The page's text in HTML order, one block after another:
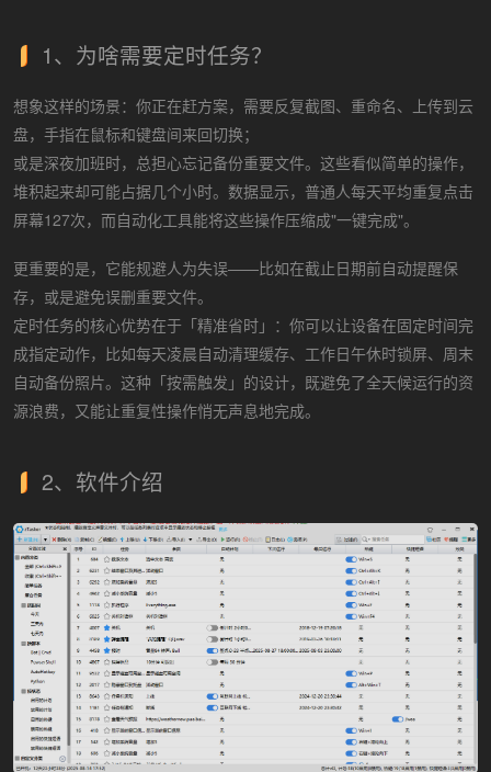
1、为啥需要定时任务？
想象这样的场景：你正在赶方案，需要反复截图、重命名、上传到云
盘，手指在鼠标和键盘间来回切换；
或是深夜加班时，总担心忘记备份重要文件。这些看似简单的操作，
堆积起来却可能占据几个小时。数据显示，普通人每天平均重复点击
屏幕127次，而自动化工具能将这些操作压缩成"一键完成"。
更重要的是，它能规避人为失误——比如在截止日期前自动提醒保
存，或是避免误删重要文件。
定时任务的核心优势在于「精准省时」：你可以让设备在固定时间完
成指定动作，比如每天凌晨自动清理缓存、工作日午休时锁屏、周末
自动备份照片。这种「按需触发」的设计，既避免了全天候运行的资
源浪费，又能让重复性操作悄无声息地完成。
2、软件介绍